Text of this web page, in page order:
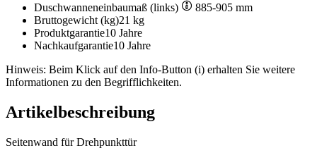
Duschwanneneinbaumaß (links)
885-905 mm
Bruttogewicht (kg)21 kg
Produktgarantie10 Jahre
Nachkaufgarantie10 Jahre
Hinweis: Beim Klick auf den Info-Button (i) erhalten Sie weitere
Informationen zu den Begrifflichkeiten.
Artikelbeschreibung
Seitenwand für Drehpunkttür